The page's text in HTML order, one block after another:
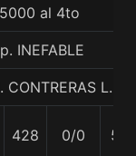
al 4to
INEFABLE
CONTRERAS L.
428 0/0 57